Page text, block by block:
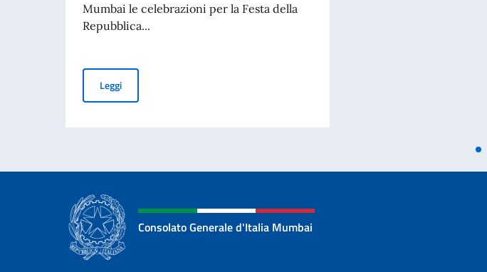
Mumbai le celebrazioni per la Festa della
Repubblica...
LeggiIL CONSOLATO GENERALE D'ITALIA A MUMBAI CELEBRA LA FESTA DELLA REPUBBLICA.
Consolato Generale d'Italia Mumbai